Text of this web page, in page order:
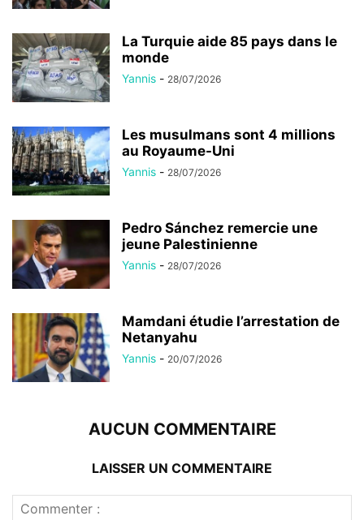
La Turquie aide 85 pays dans le
monde
Yannis - 28/07/2026
Les musulmans sont 4 millions
au Royaume-Uni
Yannis - 28/07/2026
Pedro Sánchez remercie une
jeune Palestinienne
Yannis - 28/07/2026
Mamdani étudie l’arrestation de
Netanyahu
Yannis - 20/07/2026
AUCUN COMMENTAIRE
LAISSER UN COMMENTAIRE